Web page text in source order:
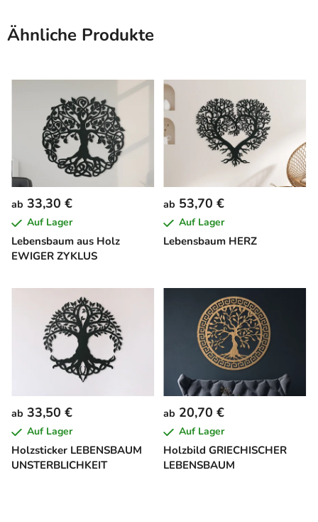
Ähnliche Produkte
Lebensbaum aus Holz
EWIGER ZYKLUS
ab 33,30 €
Auf Lager
Lebensbaum HERZ
ab 53,70 €
Auf Lager
Holzsticker LEBENSBAUM
UNSTERBLICHKEIT
ab 33,50 €
Auf Lager
Holzbild GRIECHISCHER
LEBENSBAUM
ab 20,70 €
Auf Lager